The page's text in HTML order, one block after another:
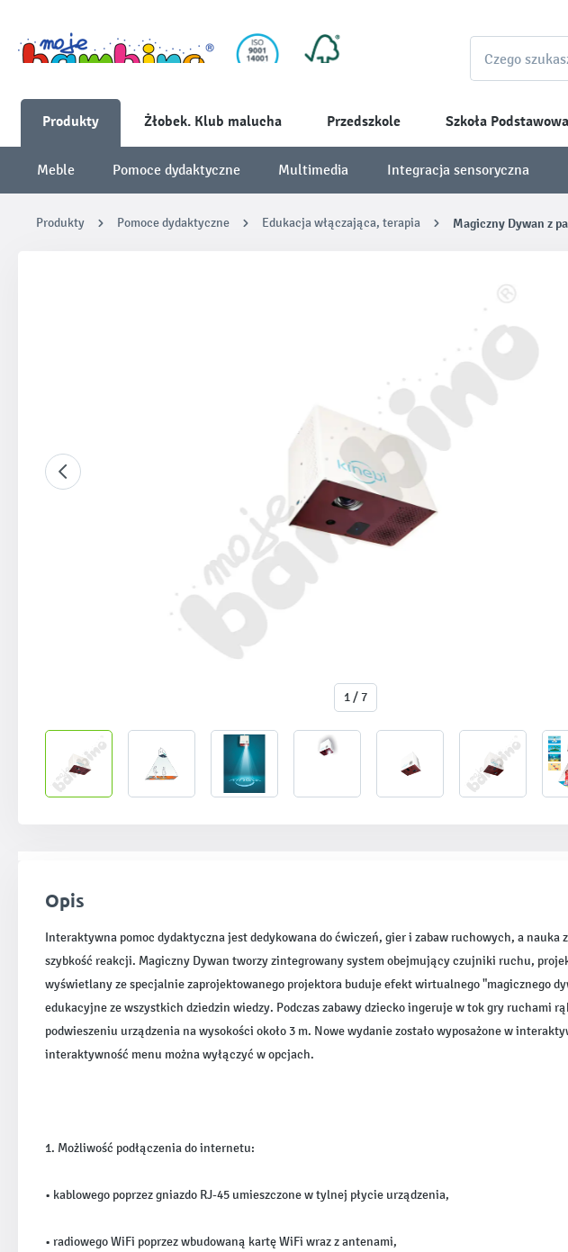
Produkty Żłobek. Klub malucha Przedszkole Szkoła Podstawowa
Meble Pomoce dydaktyczne Multimedia Integracja sensoryczna
Produkty Pomoce dydaktyczne Edukacja włączająca, terapia Magiczny Dywan z
1 / 7
Opis
Interaktywna pomoc dydaktyczna jest dedykowana do ćwiczeń, gier i zabaw ruchowych, a
szybkość reakcji. Magiczny Dywan tworzy zintegrowany system obejmujący czujniki ruchu,
wyświetlany ze specjalnie zaprojektowanego projektora buduje efekt wirtualnego "magicznego
edukacyjne ze wszystkich dziedzin wiedzy. Podczas zabawy dziecko ingeruje w tok gry ruchami
podwieszeniu urządzenia na wysokości około 3 m. Nowe wydanie zostało wyposażone w
interaktywność menu można wyłączyć w opcjach.
1. Możliwość podłączenia do internetu:
• kablowego poprzez gniazdo RJ-45 umieszczone w tylnej płycie urządzenia,
• radiowego WiFi poprzez wbudowaną kartę WiFi wraz z antenami,